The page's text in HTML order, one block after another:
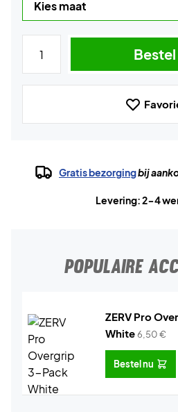
Bestel
Gratis bezorgingbij
Levering: 2-4
POPULAIRE
ZERV Pro
White6,50€
Bestel nu